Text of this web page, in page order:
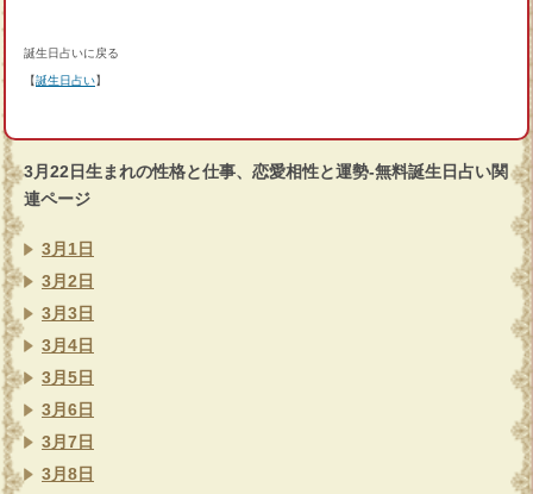
誕生日占いに戻る
【誕生日占い】
3月22日生まれの性格と仕事、恋愛相性と運勢-無料誕生日占い関
連ページ
3月1日
3月2日
3月3日
3月4日
3月5日
3月6日
3月7日
3月8日